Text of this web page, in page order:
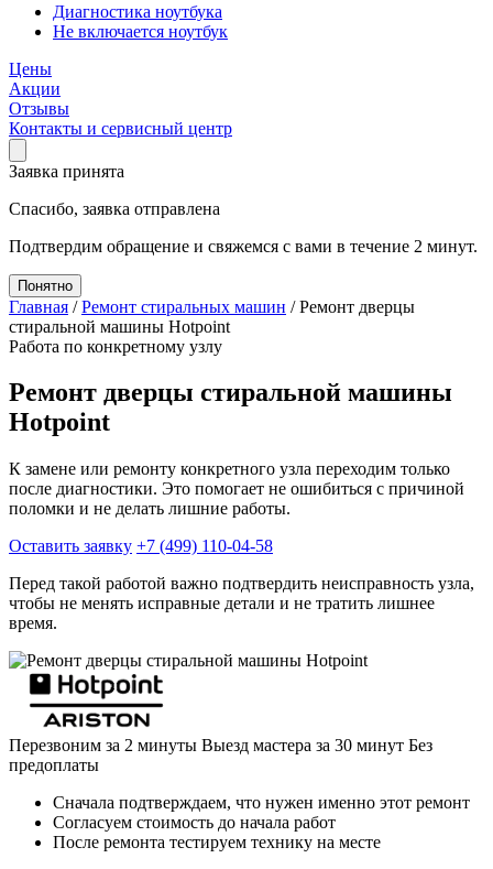
Диагностика ноутбука
Не включается ноутбук
Цены
Акции
Отзывы
Контакты и сервисный центр
Заявка принята
Спасибо, заявка отправлена
Подтвердим обращение и свяжемся с вами в течение 2 минут.
Понятно
Главная /Ремонт стиральных машин /Ремонт дверцы
стиральной машины Hotpoint
Работа по конкретному узлу
Ремонт дверцы стиральной машины
Hotpoint
К замене или ремонту конкретного узла переходим только
после диагностики. Это помогает не ошибиться с причиной
поломки и не делать лишние работы.
Оставить заявку +7 (499) 110-04-58
Перед такой работой важно подтвердить неисправность узла,
чтобы не менять исправные детали и не тратить лишнее
время.
Перезвоним за 2 минуты Выезд мастера за 30 минут Без
предоплаты
Сначала подтверждаем, что нужен именно этот ремонт
Согласуем стоимость до начала работ
После ремонта тестируем технику на месте